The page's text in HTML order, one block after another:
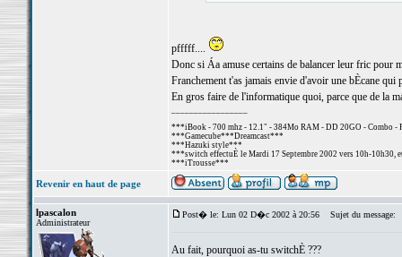
pfffff....
Donc si Áa amuse certains de balancer leur fric pour
Franchement t'as jamais envie d'avoir une bÈcane
En gros faire de l'informatique quoi, parce que de la
***iBook - 700 mhz - 12.1" - 384Mo RAM - DD 20GO - Combo -
***Gamecube***Dreamcast***
***Hazuki style***
***switch effectuÈ le Mardi 17 Septembre 2002 vers 10h-10h30,
***iTrousse***
Revenir en haut de page
lpascalon
Administrateur
Post� le: Lun 02 D�c 2002 à 20:56 Sujet du message:
Au fait, pourquoi as-tu switchÈ ???